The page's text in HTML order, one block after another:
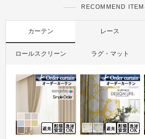
RECOMMEND ITEM
カーテン レース
ロールスクリーン ラグ・マット